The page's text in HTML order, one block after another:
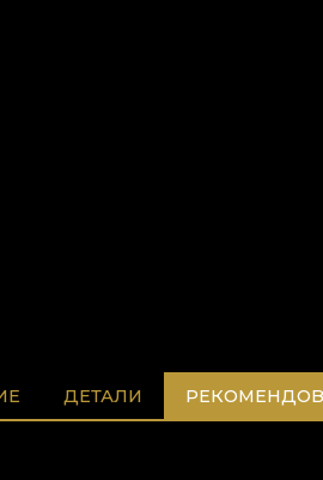
ДЕТАЛИ